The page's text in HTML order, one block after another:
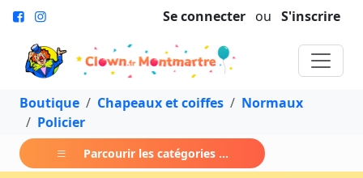
Se connecter ou S'inscrire
Boutique Chapeaux et coiffes
Normaux
Policier
Parcourir les catégories ...